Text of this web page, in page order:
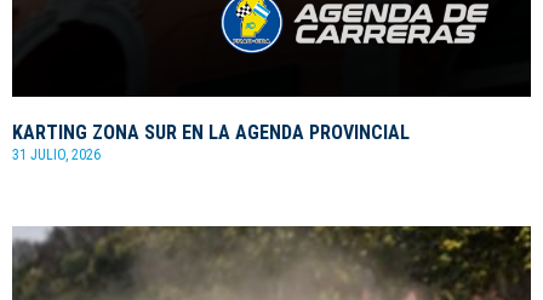
KARTING ZONA SUR EN LA AGENDA PROVINCIAL
31 JULIO, 2026